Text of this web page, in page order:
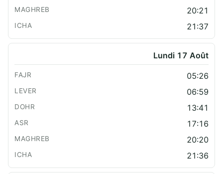
20:21
21:37
Lundi 17 Août
05:26
06:59
13:41
17:16
20:20
21:36